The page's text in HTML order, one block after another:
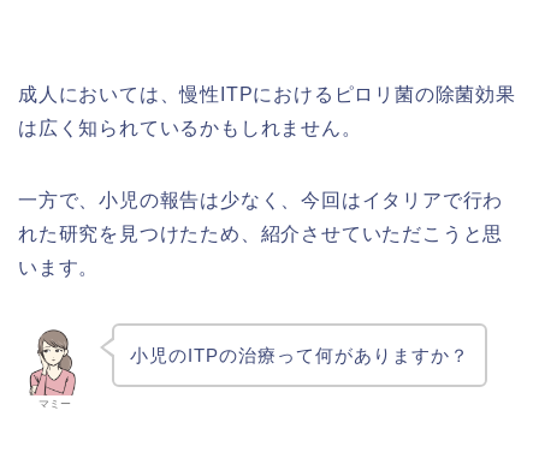
成人においては、慢性ITPにおけるピロリ菌の除菌効果
は広く知られているかもしれません。
一方で、小児の報告は少なく、今回はイタリアで行わ
れた研究を見つけたため、紹介させていただこうと思
います。
マミー
小児のITPの治療って何がありますか？